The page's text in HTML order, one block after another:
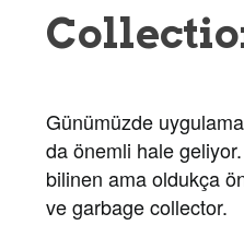
Günümüzde
da önemli hale geliyor.
bilinen ama oldukça
ve garbage collector.